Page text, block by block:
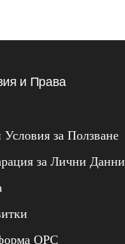
и Права
за Ползване
за Лични Данни
ОРС